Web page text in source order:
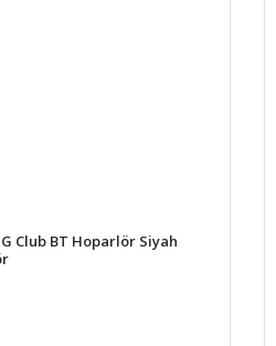
Club BT Hoparlör Siyah